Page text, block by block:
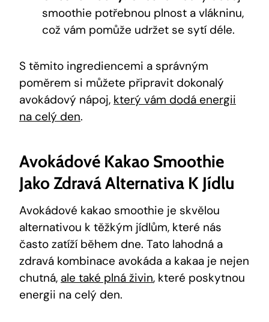
smoothie potřebnou plnost a​ vlákninu,
což vám pomůže udržet se sytí déle.
S těmito ingrediencemi a správným
poměrem si můžete⁤ připravit‍ dokonalý
avokádový nápoj, který vám dodá energii
na celý den.
Avokádové Kakao ⁢smoothie
Jako‌ Zdravá Alternativa K Jídlu
Avokádové kakao smoothie je skvělou
alternativou k těžkým jídlům,‌ které nás
často zatíží během dne. Tato lahodná a
zdravá kombinace avokáda a kakaa je nejen
chutná, ale také plná živin, které poskytnou
energii na⁢ celý den.